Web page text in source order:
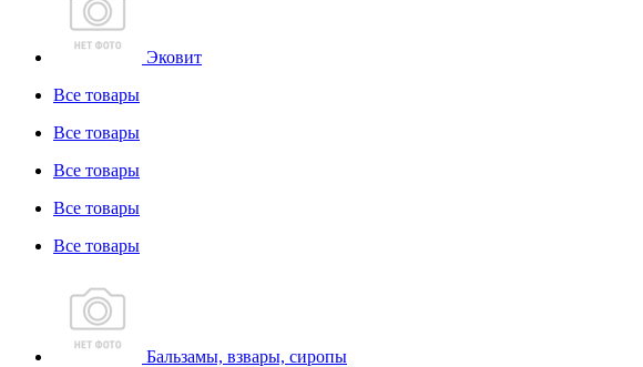
Эковит
Все товары
Все товары
Все товары
Все товары
Все товары
Бальзамы, взвары, сиропы